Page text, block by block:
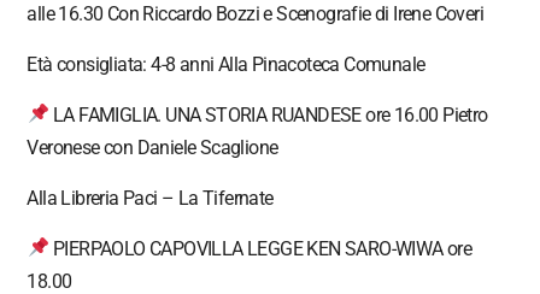
alle 16.30 Con Riccardo Bozzi e Scenografie di Irene Coveri
Età consigliata: 4-8 anni Alla Pinacoteca Comunale
LA FAMIGLIA. UNA STORIA RUANDESE ore 16.00 Pietro
Veronese con Daniele Scaglione
Alla Libreria Paci – La Tifernate
PIERPAOLO CAPOVILLA LEGGE KEN SARO-WIWA ore
18.00